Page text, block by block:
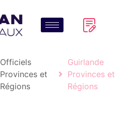
Officiels
Provinces et
Régions
Guirlande
Provinces et
Régions